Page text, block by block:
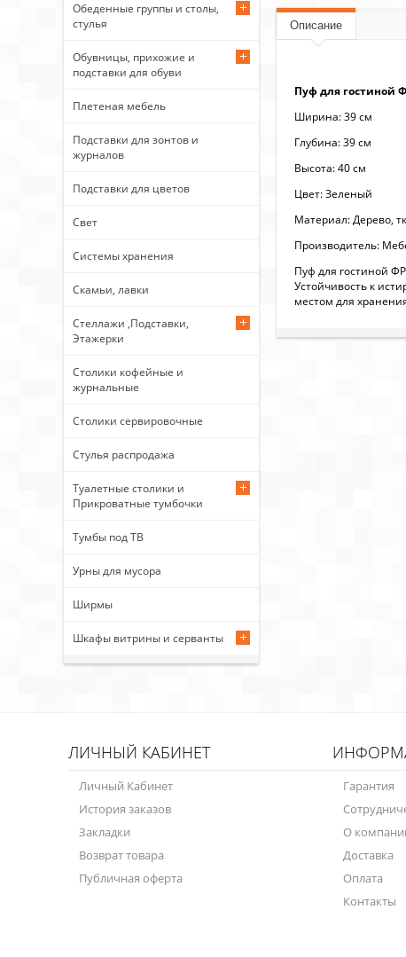
Обеденные группы и столы,
стулья
Обувницы, прихожие и
подставки для обуви
Плетеная мебель
Подставки для зонтов и
журналов
Подставки для цветов
Свет
Системы хранения
Скамьи, лавки
Стеллажи ,Подставки,
Этажерки
Столики кофейные и
журнальные
Столики сервировочные
Стулья распродажа
Туалетные столики и
Прикроватные тумбочки
Тумбы под ТВ
Урны для мусора
Ширмы
Шкафы витрины и серванты
Описание
Пуф для гостиной
Ширина: 39 см
Глубина: 39 см
Высота: 40 см
Цвет: Зеленый
Материал: Дерево,
Производитель:
Пуф для гостиной
Устойчивость к
местом для
ЛИЧНЫЙ КАБИНЕТ
Личный Кабинет
История заказов
Закладки
Возврат товара
Публичная оферта
Гарантия
О
Доставка
Оплата
Контакты